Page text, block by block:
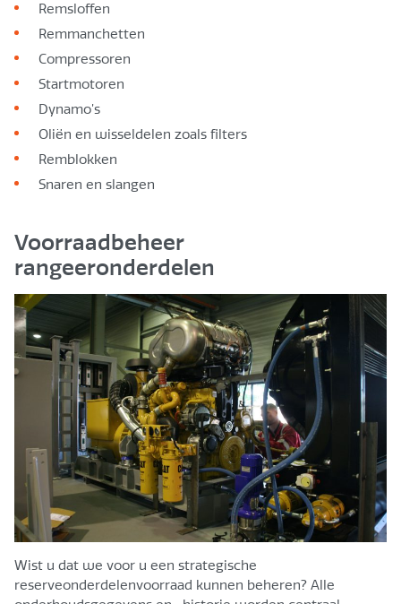
Remsloffen
Remmanchetten
Compressoren
Startmotoren
Dynamo’s
Oliën en wisseldelen zoals filters
Remblokken
Snaren en slangen
Voorraadbeheer
rangeeronderdelen
Wist u dat we voor u een strategische
reserveonderdelenvoorraad kunnen beheren? Alle